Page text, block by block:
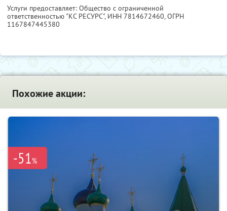
Услуги предоставляет: Общество с ограниченной
ответственностью "КС РЕСУРС", ИНН 7814672460, ОГРН
1167847445380
Похожие акции:
-51%